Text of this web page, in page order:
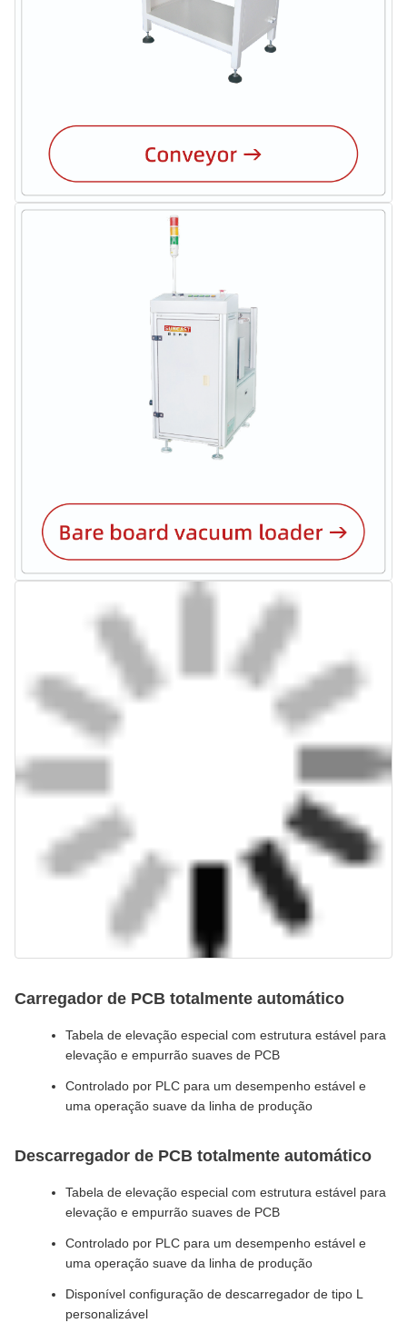
Carregador de PCB totalmente automático
Tabela de elevação especial com estrutura estável para
elevação e empurrão suaves de PCB
Controlado por PLC para um desempenho estável e
uma operação suave da linha de produção
Descarregador de PCB totalmente automático
Tabela de elevação especial com estrutura estável para
elevação e empurrão suaves de PCB
Controlado por PLC para um desempenho estável e
uma operação suave da linha de produção
Disponível configuração de descarregador de tipo L
personalizável